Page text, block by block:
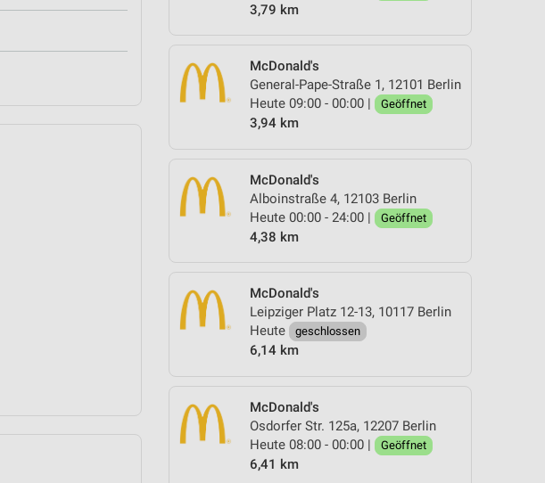
3,79 km
McDonald's
General-Pape-Straße 1, 12101 Berlin
Heute 09:00 - 00:00 |
Geöffnet
3,94 km
McDonald's
Alboinstraße 4, 12103 Berlin
Heute 00:00 - 24:00 |
Geöffnet
4,38 km
McDonald's
Leipziger Platz 12-13, 10117 Berlin
Heute
geschlossen
6,14 km
McDonald's
Osdorfer Str. 125a, 12207 Berlin
Heute 08:00 - 00:00 |
Geöffnet
6,41 km